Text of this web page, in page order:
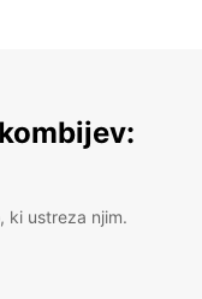
ki ustreza njim.